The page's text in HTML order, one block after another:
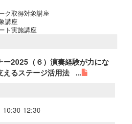
ク取得対象講座
講座
ト実施講座
ー2025（６）演奏経験が力にな
えるステージ活用法 ...
12:30